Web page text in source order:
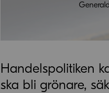
Handelspolitiken
ska bli grönare,